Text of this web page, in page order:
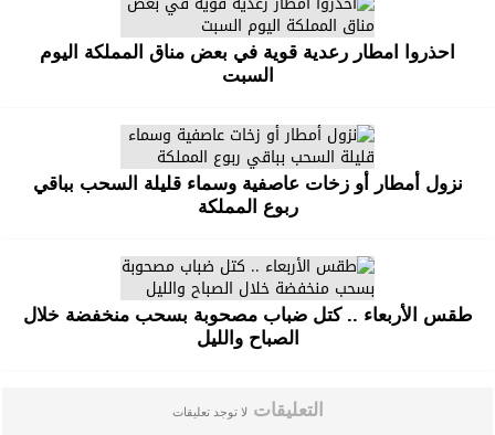
احذروا امطار رعدية قوية في بعض مناق المملكة اليوم
السبت
نزول أمطار أو زخات عاصفية وسماء قليلة السحب بباقي
ربوع المملكة
طقس الأربعاء .. كتل ضباب مصحوبة بسحب منخفضة خلال
الصباح والليل
التعليقات لا توجد تعليقات